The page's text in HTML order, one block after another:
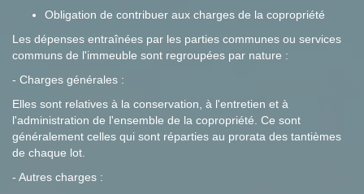
Obligation de contribuer aux charges de la copropriété
Les dépenses entraînées par les parties communes ou services
communs de l'immeuble sont regroupées par nature :
- Charges générales :
Elles sont relatives à la conservation, à l'entretien et à
l'administration de l'ensemble de la copropriété. Ce sont
généralement celles qui sont réparties au prorata des tantièmes
de chaque lot.
- Autres charges :